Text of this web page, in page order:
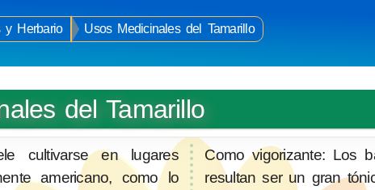
y Herbario Usos Medicinales del Tamarillo
del Tamarillo
cultivarse en lugares
americano, como lo
Como vigorizante: Los
resultan ser un gran